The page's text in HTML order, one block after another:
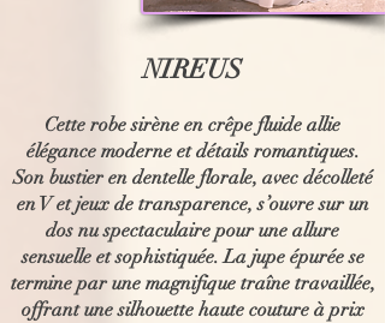
NIREUS
Cette robe sirène en crêpe fluide allie
élégance moderne et détails romantiques.
Son bustier en dentelle florale, avec décolleté
en V et jeux de transparence, s’ouvre sur un
dos nu spectaculaire pour une allure
sensuelle et sophistiquée. La jupe épurée se
termine par une magnifique traîne travaillée,
offrant une silhouette haute couture à prix